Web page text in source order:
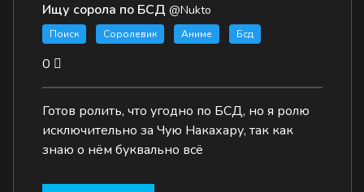
Ищу сорола по БСД @Nukto
Поиск Соролевик Аниме Бсд
0
Готов ролить, что угодно по БСД, но я ролю
исключительно за Чую Накахару, так как
знаю о нём буквально всё